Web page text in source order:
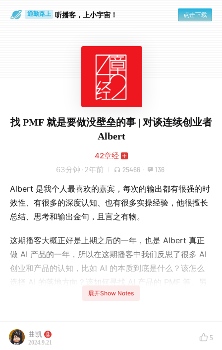
通勤路上 听播客，上小宇宙！ 点击下载
找 PMF 就是要做没壁垒的事 | 对谈连续创业者
Albert
42章经
63分钟 · 2年前 25466 · 136
Albert 是我个人最喜欢的嘉宾，每次的输出都有很强的时
效性、有很多的深度认知、也有很多实操经验，他很擅长
总结、思考和输出金句，且言之有物。
这期播客大概正好是上期之后的一年，也是 Albert 真正
做 AI 产品的一年，所以在这期播客中我们反思了很多 AI
创业和产品的认知，比如 AI 的本质到底是什么？该怎么
选择 AI 的落地方向？该如何寻找 AI 产品的 PMF 等。另
外，这一年对很多人来说都是面对很多 AI 的发展局限和
和对答案的思考）。
展开Show Notes
曲凯
2024.9.21
5